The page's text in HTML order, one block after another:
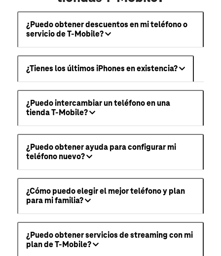
¿Puedo obtener descuentos en mi teléfono o
servicio de T-Mobile?
¿Tienes los últimos iPhones en existencia?
¿Puedo intercambiar un teléfono en una
tienda T-Mobile?
¿Puedo obtener ayuda para configurar mi
teléfono nuevo?
¿Cómo puedo elegir el mejor teléfono y plan
para mi familia?
¿Puedo obtener servicios de streaming con mi
plan de T-Mobile?